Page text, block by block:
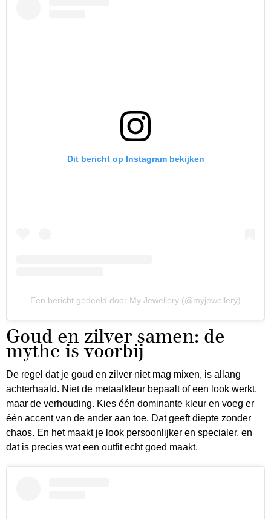
Dit bericht op Instagram bekijken
Een bericht gedeeld door My Jewellery (@myjewellery)
Goud en zilver samen: de
mythe is voorbij
De regel dat je goud en zilver niet mag mixen, is allang
achterhaald. Niet de metaalkleur bepaalt of een look werkt,
maar de verhouding. Kies één dominante kleur en voeg er
één accent van de ander aan toe. Dat geeft diepte zonder
chaos. En het maakt je look persoonlijker en specialer, en
dat is precies wat een outfit echt goed maakt.